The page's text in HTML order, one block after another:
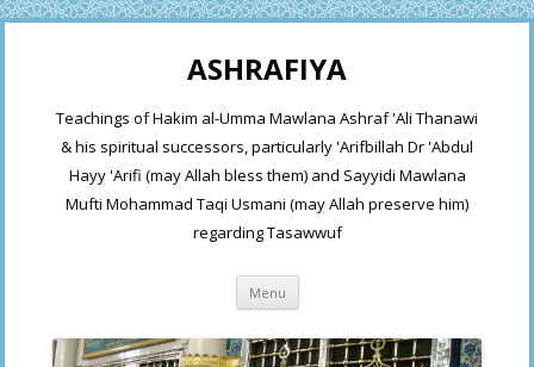
ASHRAFIYA
Teachings of Hakim al-Umma Mawlana Ashraf 'Ali Thanawi
& his spiritual successors, particularly 'Arifbillah Dr 'Abdul
Hayy 'Arifi (may Allah bless them) and Sayyidi Mawlana
Mufti Mohammad Taqi Usmani (may Allah preserve him)
regarding Tasawwuf
Menu Skip
content